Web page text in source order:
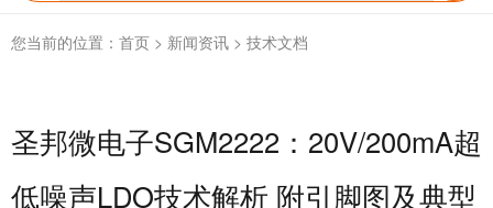
您当前的位置： 首页 > 新闻资讯 > 技术文档
圣邦微电子SGM2222：20V/200mA超
低噪声LDO技术解析 附引脚图及典型